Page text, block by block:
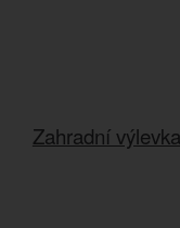
Zahradní